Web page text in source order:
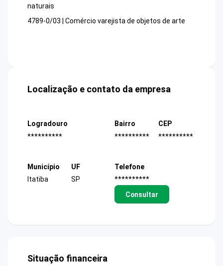
naturais
4789-0/03 | Comércio varejista de objetos de arte
Localização e contato da empresa
Logradouro
**********
Bairro
**********
CEP
**********
Município
Itatiba
UF
SP
Telefone
**********
Consultar
Situação financeira